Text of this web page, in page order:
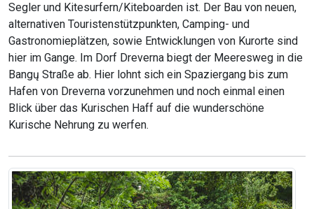
Segler und Kitesurfern/Kiteboarden ist. Der Bau von neuen,
alternativen Touristenstützpunkten, Camping- und
Gastronomieplätzen, sowie Entwicklungen von Kurorte sind
hier im Gange. Im Dorf Dreverna biegt der Meeresweg in die
Bangų Straße ab. Hier lohnt sich ein Spaziergang bis zum
Hafen von Dreverna vorzunehmen und noch einmal einen
Blick über das Kurischen Haff auf die wunderschöne
Kurische Nehrung zu werfen.